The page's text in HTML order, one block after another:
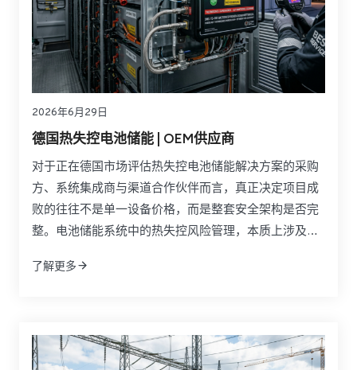
2026年6月29日
德国热失控电池储能 | OEM供应商
对于正在德国市场评估热失控电池储能解决方案的采购
方、系统集成商与渠道合作伙伴而言，真正决定项目成
败的往往不是单一设备价格，而是整套安全架构是否完
整。电池储能系统中的热失控风险管理，本质上涉及电
置、灭火系统、舱体结构以及合规文件之间的协同。如
任边界。
了解更多